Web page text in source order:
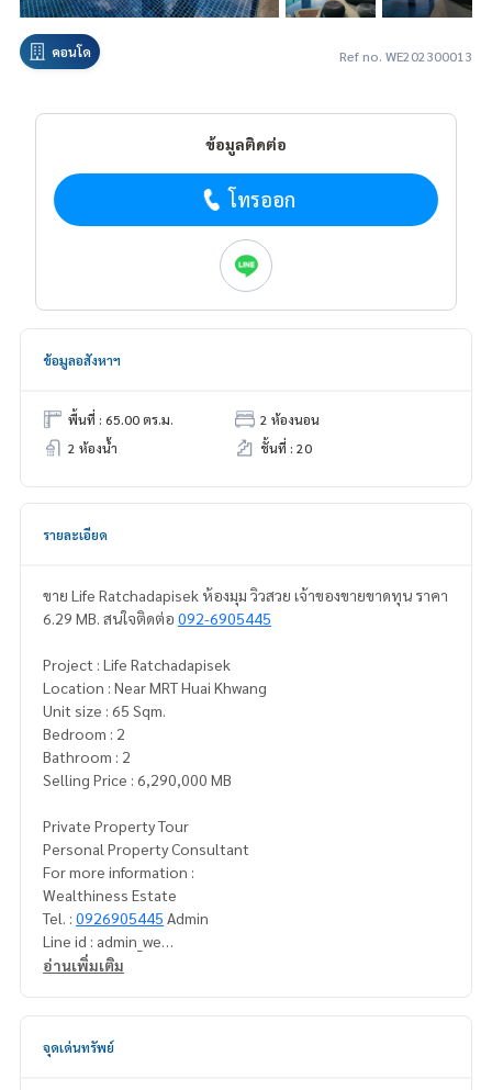
คอนโด Ref no. WE202300013
ข้อมูลติดต่อ
โทรออก
ข้อมูลอสังหาฯ
พื้นที่ : 65.00 ตร.ม.
2 ห้องนอน
2 ห้องน้ำ
ชั้นที่ : 20
รายละเอียด
ขาย Life Ratchadapisek ห้องมุม วิวสวย เจ้าของขายขาดทุน ราคา
6.29 MB. สนใจติดต่อ 092-6905445
Project : Life Ratchadapisek
Location : Near MRT Huai Khwang
Unit size : 65 Sqm.
Bedroom : 2
Bathroom : 2
Selling Price : 6,290,000 MB
Private Property Tour
Personal Property Consultant
For more information :
Wealthiness Estate
Tel. : 0926905445 Admin
Line id : admin_we
Whatsapp :+66926905445
อ่านเพิ่มเติม
จุดเด่นทรัพย์